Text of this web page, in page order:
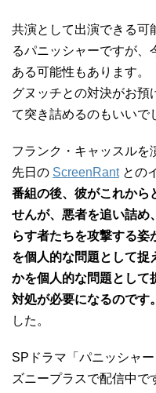
共演として出演できる可
るパニッシャーですが、
ある可能性もあります。
グヌッチとの対決がお預
て突き詰めるのもいいで
フランク・キャッスルを
先日の ScreenRantとの
番組の後、彼がこれから
せんが、悪者を追い詰め
らす者たちを攻撃する姿
を個人的な問題として捉
かを個人的な問題として
対処が必要になるのです
した。
SPドラマ「パニッシャ
ズニープラスで配信中で